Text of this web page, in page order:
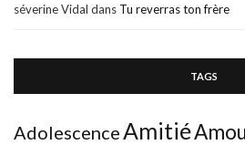
séverine Vidal dans Tu reverras ton frère
TAGS
Adolescence Amitié